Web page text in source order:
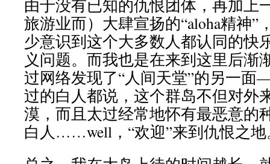
由于没有已知的仇恨团体，再加上
旅游业而）大肆宣扬的“aloha精神”
少意识到这个大多数人都认同的快
义问题。而我也是在来到这里后渐
过网络发现了“人间天堂”的另一
过的白人都说，这个群岛不但对外
漠，而且太过经常地怀有最恶意的
白人……well，“欢迎”来到仇恨之地